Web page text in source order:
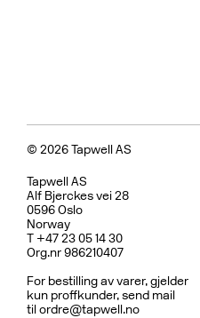
© 2026 Tapwell AS
Tapwell AS
Alf Bjerckes vei 28
0596 Oslo
Norway
T +47 23 05 14 30
Org.nr 986210407
For bestilling av varer, gjelder
kun proffkunder, send mail
tilordre@tapwell.no